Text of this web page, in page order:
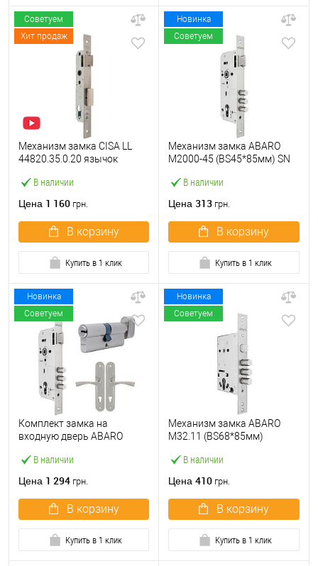
Советуем
Хит продаж
В наличии
Механизм замка CISA LL
44820.35.0.20 язычок
нержавеющая сталь
Цена 1 160 грн.
В корзину
Купить в 1 клик
Новинка
Советуем
В наличии
Механизм замка ABARO
M2000-45 (BS45*85мм) SN
Цена 313 грн.
В корзину
Купить в 1 клик
Новинка
Советуем
В наличии
Комплект замка на
входную дверь ABARO
цилиндром B100 70T и
Цена 1 294 грн.
В корзину
Купить в 1 клик
Новинка
Советуем
В наличии
Механизм замка ABARO
M32.11 (BS68*85мм)
Цена 410 грн.
В корзину
Купить в 1 клик